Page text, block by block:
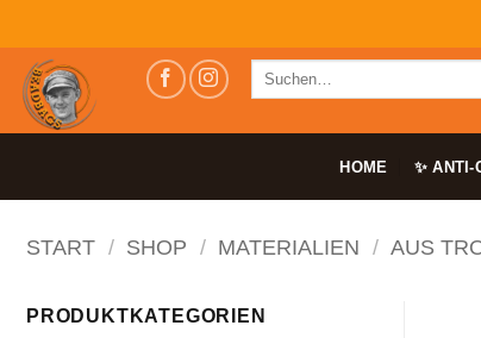
Inhalt
springen
Suchen
HOME ✨ ANTI-
START / SHOP / MATERIALIEN / AUS
PRODUKTKATEGORIEN